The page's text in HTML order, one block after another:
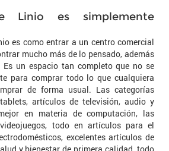
Linio es simplemente
es como entrar a un centro comercial
mucho más de lo pensado, además
un espacio tan completo que no se
para comprar todo lo que cualquiera
de forma usual. Las categorías
artículos de televisión, audio y
en materia de computación, las
todo en artículos para el
excelentes artículos de